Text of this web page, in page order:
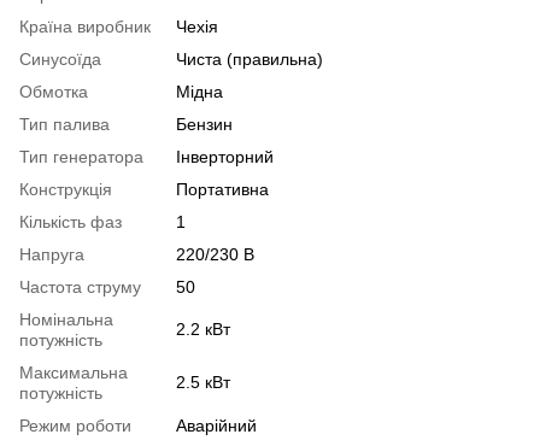
Країна виробник
Чехія
Синусоїда
Чиста (правильна)
Обмотка
Мідна
Тип палива
Бензин
Тип генератора
Інверторний
Конструкція
Портативна
Кількість фаз
1
Напруга
220/230 В
Частота струму
50
Номінальна
потужність
2.2 кВт
Максимальна
потужність
2.5 кВт
Режим роботи
Аварійний